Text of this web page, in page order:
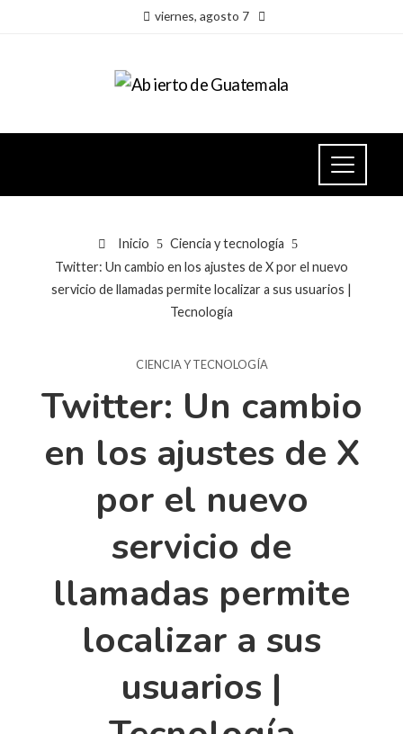
viernes, agosto 7
Inicio
Ciencia y tecnología
Twitter: Un cambio en los ajustes de X por el nuevo
servicio de llamadas permite localizar a sus usuarios |
Tecnología
CIENCIA Y TECNOLOGÍA
Twitter: Un cambio
en los ajustes de X
por el nuevo
servicio de
llamadas permite
localizar a sus
usuarios |